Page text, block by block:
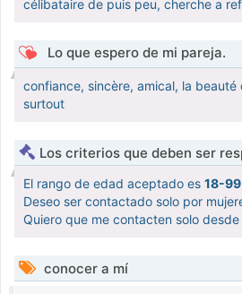
célibataire de puis peu, cherche a
Lo que espero de mi pareja.
confiance, sincère, amical, la
surtout
Los criterios que deben ser
El rango de edad aceptado es 18-99
Deseo ser contactado solo por
Quiero que me contacten solo
conocer a mí